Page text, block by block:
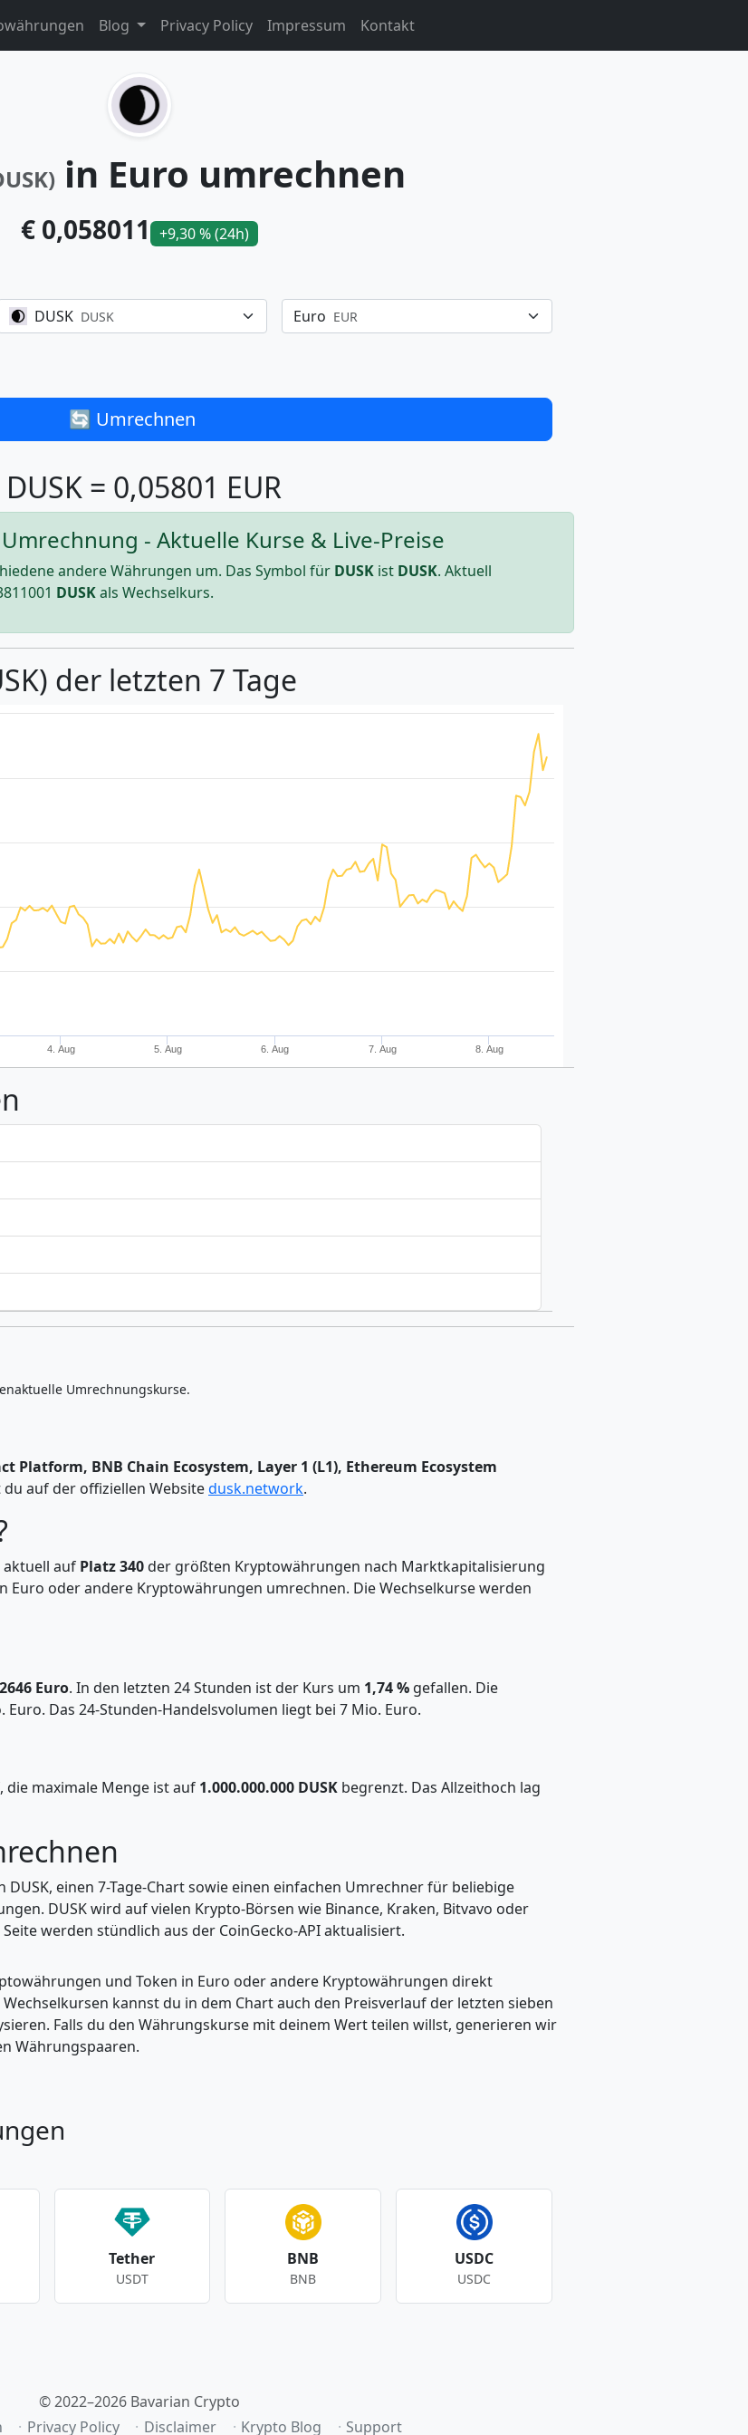
Blog Privacy Policy Impressum Kontakt
in Euro umrechnen
€ 0,058011 +9,30 % (24h)
DUSK DUSK Euro EUR
🔄 Umrechnen
DUSK = 0,05801 EUR
Umrechnung - Aktuelle Kurse & Live-Preise
andere Währungen um. Das Symbol für DUSK ist DUSK. Aktuell
DUSKals Wechselkurs.
der letzten 7 Tage
4. Aug 5. Aug 6. Aug 7. Aug 8. Aug
Umrechnungskurse.
Platform, BNB Chain Ecosystem, Layer 1 (L1), Ethereum Ecosystem
auf der offiziellen Websitedusk.network.
aktuell auf Platz 340der größten Kryptowährungen nach Marktkapitalisierung
Euro oder andere Kryptowährungen umrechnen. Die Wechselkurse werden
Euro. In den letzten 24 Stunden ist der Kurs um 1,74 % gefallen. Die
Das 24-Stunden-Handelsvolumen liegt bei 7 Mio. Euro.
die maximale Menge ist auf 1.000.000.000 DUSK begrenzt. Das Allzeithoch lag
einen 7-Tage-Chart sowie einen einfachen Umrechner für beliebige
DUSK wird auf vielen Krypto-Börsen wie Binance, Kraken, Bitvavo oder
werden stündlich aus der CoinGecko-API aktualisiert.
und Token in Euro oder andere Kryptowährungen direkt
kannst du in dem Chart auch den Preisverlauf der letzten sieben
Falls du den Währungskurse mit deinem Wert teilen willst, generieren wir
Währungspaaren.
Tether
USDT
BNB
BNB
USDC
USDC
© 2022–2026 Bavarian Crypto
Privacy Policy Disclaimer Krypto Blog Support